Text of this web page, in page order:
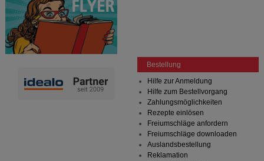
Bestellung
Hilfe zur Anmeldung
Hilfe zum Bestellvorgang
Zahlungsmöglichkeiten
Rezepte einlösen
Freiumschläge anfordern
Freiumschläge downloaden
Auslandsbestellung
Reklamation